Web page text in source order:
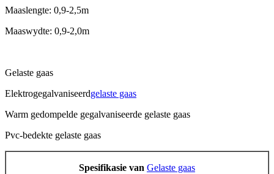
Maaslengte: 0,9-2,5m
Maaswydte: 0,9-2,0m
Gelaste gaas
Elektrogegalvaniseerdgelaste gaas
Warm gedompelde gegalvaniseerde gelaste gaas
Pvc-bedekte gelaste gaas
Spesifikasie van Gelaste gaas